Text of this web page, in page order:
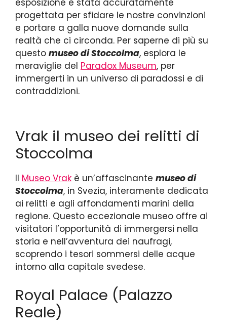
esposizione è stata accuratamente
progettata per sfidare le nostre convinzioni
e portare a galla nuove domande sulla
realtà che ci circonda. Per saperne di più su
questo museo di Stoccolma, esplora le
meraviglie del Paradox Museum, per
immergerti in un universo di paradossi e di
contraddizioni.
Vrak il museo dei relitti di
Stoccolma
Il Museo Vrak è un’affascinante museo di
Stoccolma, in Svezia, interamente dedicata
ai relitti e agli affondamenti marini della
regione. Questo eccezionale museo offre ai
visitatori l’opportunità di immergersi nella
storia e nell’avventura dei naufragi,
scoprendo i tesori sommersi delle acque
intorno alla capitale svedese.
Royal Palace (Palazzo
Reale)